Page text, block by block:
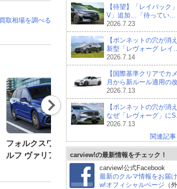
取相場を調べる
フォルクスワーゲン ゴ
ルフ ヴァリアント
BMW 3シリーズ ツ
ング
Nex
t
【待望】「レイバック
V」追加…「待ってい...
2026.7.23
【ボンネットの穴が消
新型「レヴォーグ レイ
2026.7.14
【国際基準クリアでカ
月から新ルール適用の
2026.7.13
【ボンネットの穴が消
なぜ「レヴォーグ」に
2026.7.13
関連記
carview!の最新情報をチェック！
carview!公式Facebook
最新のクルマ情報をお届
w!オフィシャルページ （